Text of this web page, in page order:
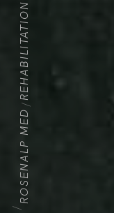
HOMEROSENALP MED
REHABILITATION